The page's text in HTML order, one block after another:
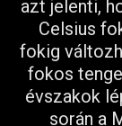
azt jelenti,
Celsius
fokig
fokos
évszakok
során a